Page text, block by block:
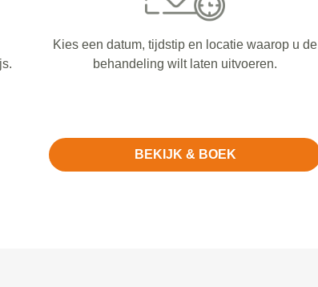
Kies een datum, tijdstip en locatie waarop u de
behandeling wilt laten uitvoeren.
BEKIJK & BOEK